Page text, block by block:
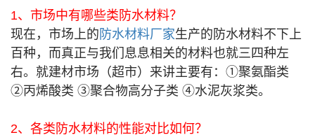
1、市场中有哪些类防水材料？
现在，市场上的 防水材料厂家生产的防水材料不下上
百种，而真正与我们息息相关的材料也就三四种左
右。就建材市场（超市）来讲主要有：①聚氨酯类
②丙烯酸类 ③聚合物高分子类 ④水泥灰浆类。
2、各类防水材料的性能对比如何？